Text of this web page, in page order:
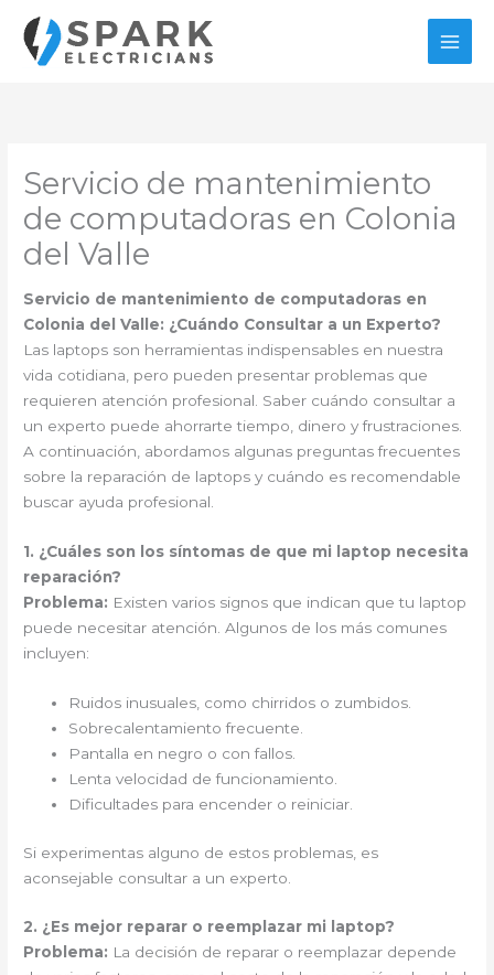
contenido
Servicio de mantenimiento
de computadoras en Colonia
del Valle
Servicio de mantenimiento de computadoras en
Colonia del Valle: ¿Cuándo Consultar a un Experto?
Las laptops son herramientas indispensables en nuestra
vida cotidiana, pero pueden presentar problemas que
requieren atención profesional. Saber cuándo consultar a
un experto puede ahorrarte tiempo, dinero y frustraciones.
A continuación, abordamos algunas preguntas frecuentes
sobre la reparación de laptops y cuándo es recomendable
buscar ayuda profesional.
1. ¿Cuáles son los síntomas de que mi laptop necesita
reparación?
Problema: Existen varios signos que indican que tu laptop
puede necesitar atención. Algunos de los más comunes
incluyen:
Ruidos inusuales, como chirridos o zumbidos.
Sobrecalentamiento frecuente.
Pantalla en negro o con fallos.
Lenta velocidad de funcionamiento.
Dificultades para encender o reiniciar.
Si experimentas alguno de estos problemas, es
aconsejable consultar a un experto.
2. ¿Es mejor reparar o reemplazar mi laptop?
Problema: La decisión de reparar o reemplazar depende